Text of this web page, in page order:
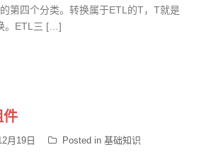
第四个分类。转换属于ETL的T，T就是
。ETL三 […]
件
月19日 Posted in 基础知识